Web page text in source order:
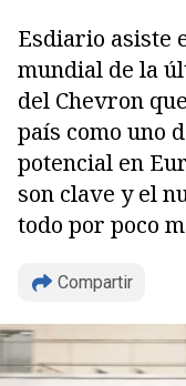
Esdiario asiste
mundial de la
del Chevron
país como uno
potencial en
son clave y el
todo por poco
Compartir